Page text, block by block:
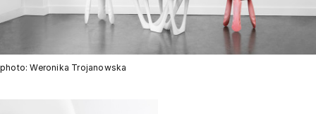
photo: Weronika Trojanowska